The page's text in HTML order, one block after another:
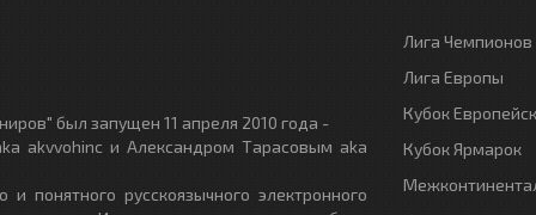
был запущен 11 апреля 2010 года -
akvvohinc и Александром Тарасовым aka
понятного русскоязычного электронного
Лига Чемпионов
Лига Европы
Кубок
Кубок Ярмарок